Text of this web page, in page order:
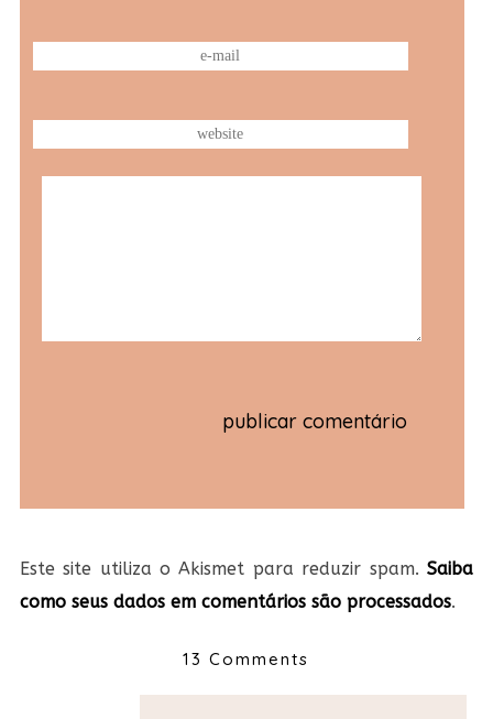
Este site utiliza o Akismet para reduzir spam.Saiba
como seus dados em comentários são processados.
13 Comments